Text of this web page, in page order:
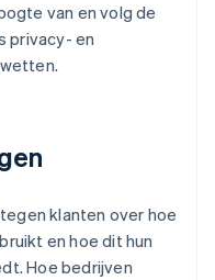
van en volg de
privacy- en
klanten over hoe
en hoe dit hun
Hoe bedrijven